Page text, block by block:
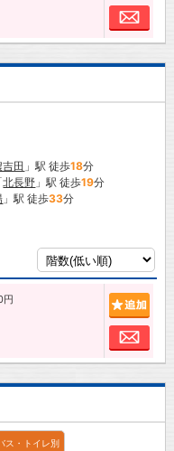
お
田 」駅 徒歩18分
北長野 」駅 徒歩19分
」駅 徒歩33分
円
お
ス・トイレ別